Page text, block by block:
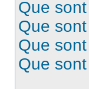
Que
Que
Que
Que